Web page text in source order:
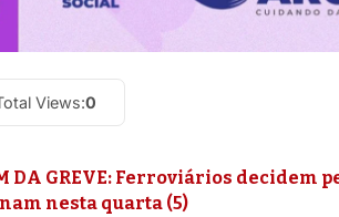
Views:0
DA GREVE: Ferroviários decidem
nesta quarta (5)